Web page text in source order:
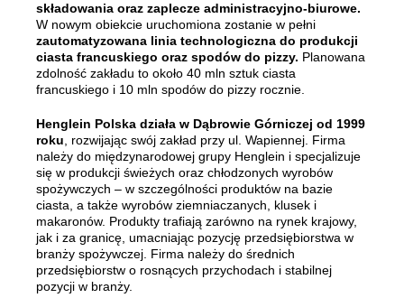
składowania oraz zaplecze administracyjno-biurowe.
W nowym obiekcie uruchomiona zostanie w pełni
zautomatyzowana linia technologiczna do produkcji
ciasta francuskiego oraz spodów do pizzy. Planowana
zdolność zakładu to około 40 mln sztuk ciasta
francuskiego i 10 mln spodów do pizzy rocznie.
Henglein Polska działa w Dąbrowie Górniczej od 1999
roku , rozwijając swój zakład przy ul. Wapiennej. Firma
należy do międzynarodowej grupy Henglein i specjalizuje
się w produkcji świeżych oraz chłodzonych wyrobów
spożywczych – w szczególności produktów na bazie
ciasta, a także wyrobów ziemniaczanych, klusek i
makaronów. Produkty trafiają zarówno na rynek krajowy,
jak i za granicę, umacniając pozycję przedsiębiorstwa w
branży spożywczej. Firma należy do średnich
przedsiębiorstw o rosnących przychodach i stabilnej
pozycji w branży.